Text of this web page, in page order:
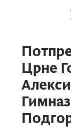
Црне